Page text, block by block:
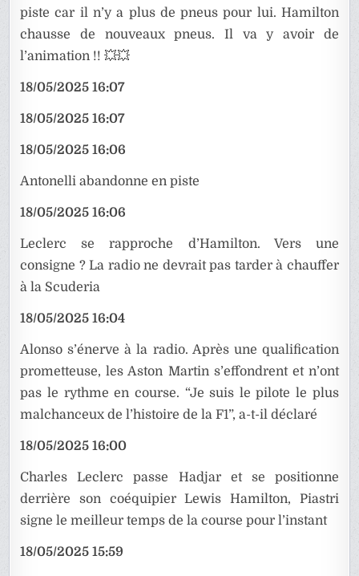
piste car il n’y a plus de pneus pour lui. Hamilton
chausse de nouveaux pneus. Il va y avoir de
l’animation !! 💥💥
18/05/2025 16:07
18/05/2025 16:07
18/05/2025 16:06
Antonelli abandonne en piste
18/05/2025 16:06
Leclerc se rapproche d’Hamilton. Vers une
consigne ? La radio ne devrait pas tarder à chauffer
à la Scuderia
18/05/2025 16:04
Alonso s’énerve à la radio. Après une qualification
prometteuse, les Aston Martin s’effondrent et n’ont
pas le rythme en course. “Je suis le pilote le plus
malchanceux de l’histoire de la F1”, a-t-il déclaré
18/05/2025 16:00
Charles Leclerc passe Hadjar et se positionne
derrière son coéquipier Lewis Hamilton, Piastri
signe le meilleur temps de la course pour l’instant
18/05/2025 15:59